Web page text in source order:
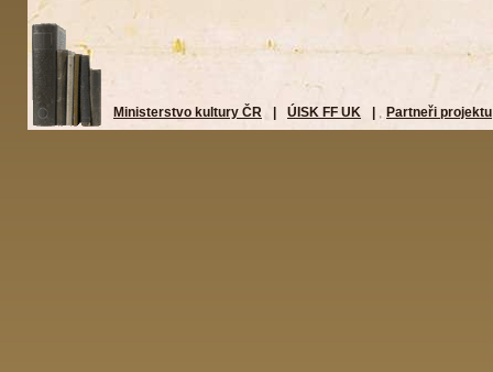
Ministerstvo kultury ČR ÚISK FF UK Partneři projektu